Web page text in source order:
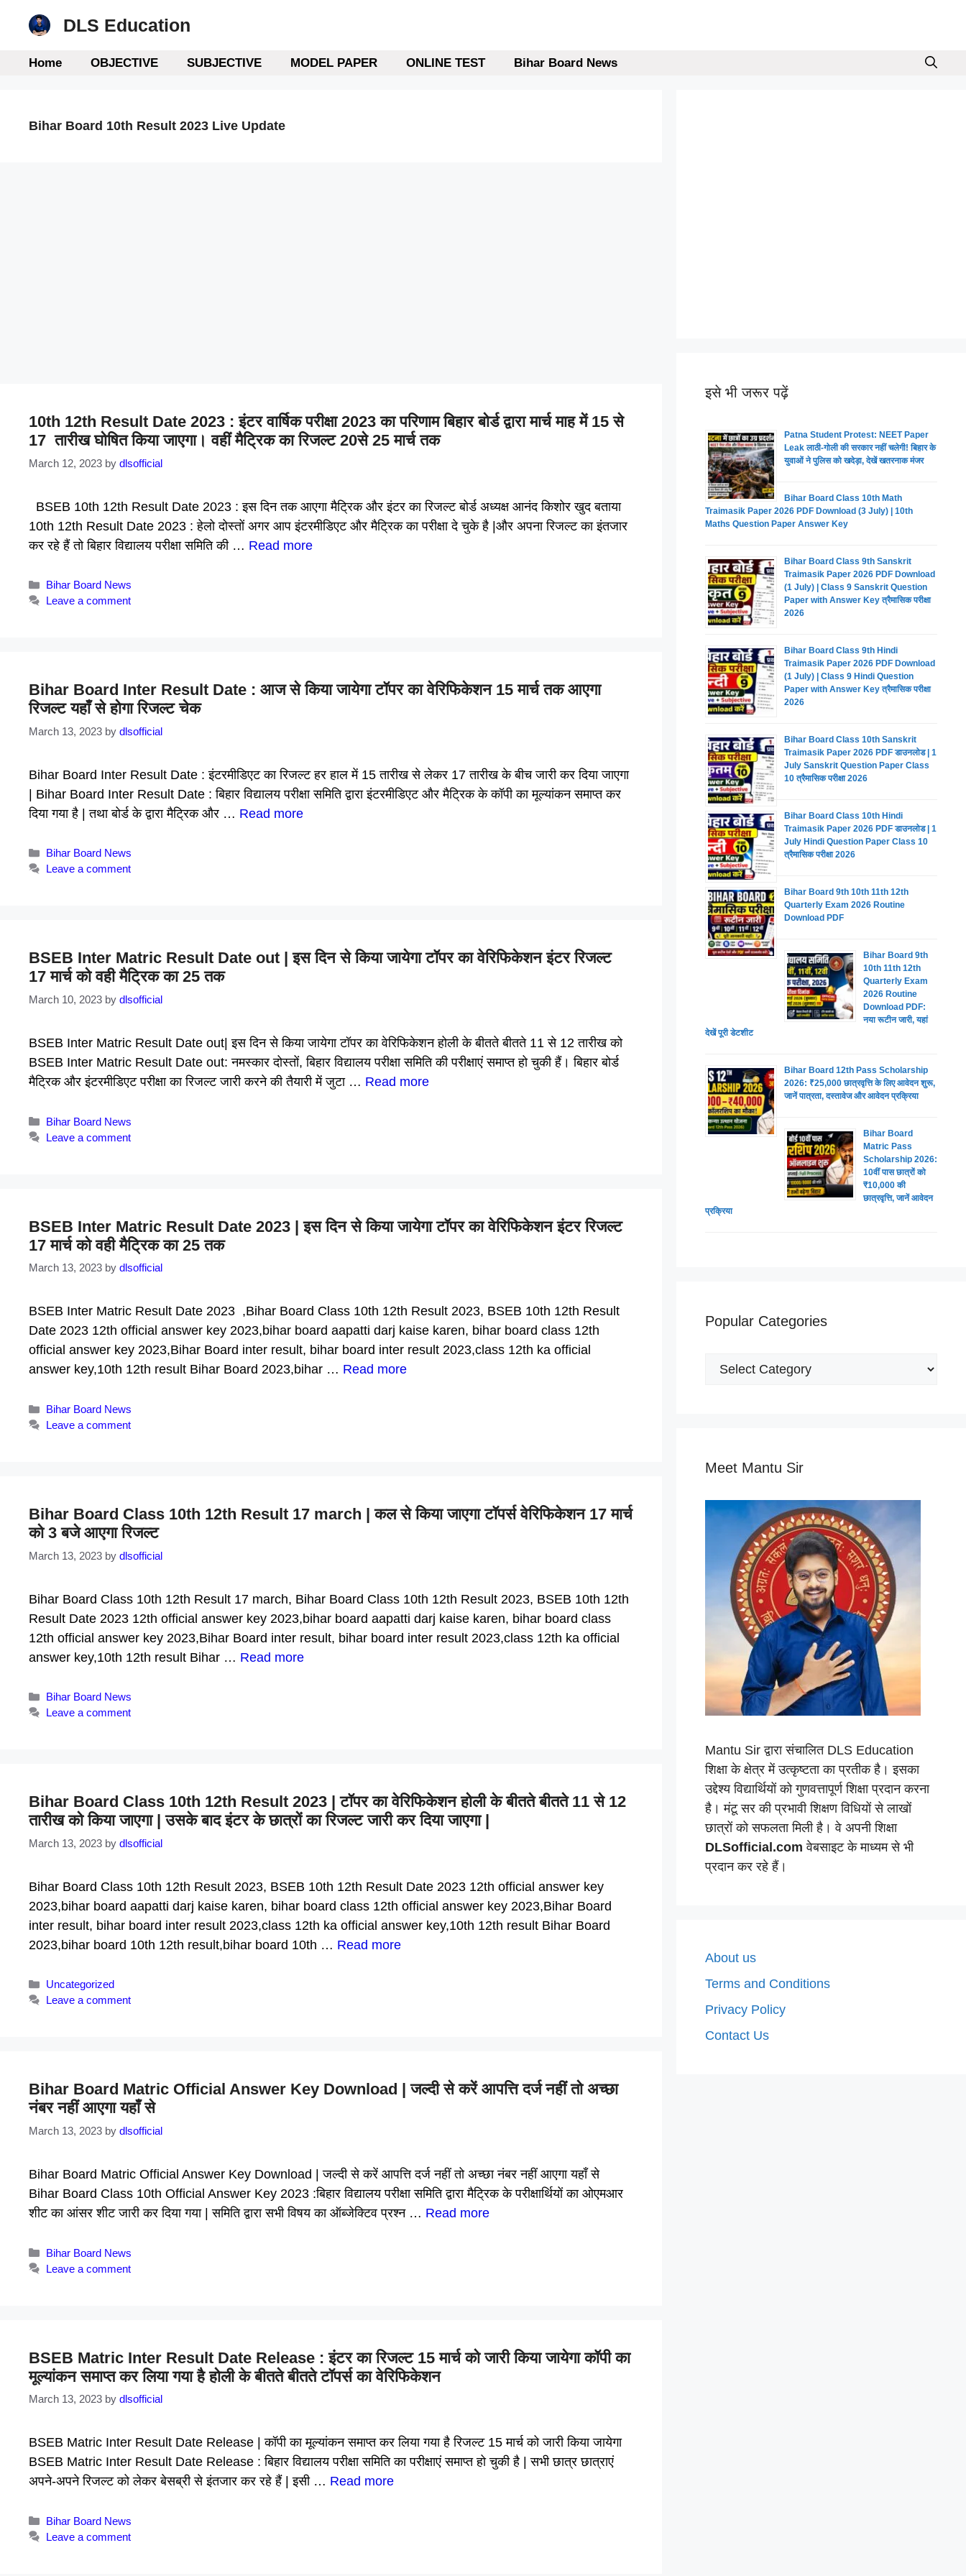
DLS Education
Home OBJECTIVE SUBJECTIVE MODEL PAPER ONLINE TEST Bihar Board News
Bihar Board 10th Result 2023 Live Update
10th 12th Result Date 2023 : इंटर वार्षिक परीक्षा 2023 का परिणाम बिहार बोर्ड द्वारा मार्च माह में 15 से
17 तारीख घोषित किया जाएगा। वहीं मैट्रिक का रिजल्ट 20से 25 मार्च तक
March 12, 2023 by dlsofficial
BSEB 10th 12th Result Date 2023 : इस दिन तक आएगा मैट्रिक और इंटर का रिजल्ट बोर्ड अध्यक्ष आनंद किशोर खुद बताया
10th 12th Result Date 2023 : हेलो दोस्तों अगर आप इंटरमीडिएट और मैट्रिक का परीक्षा दे चुके है |और अपना रिजल्ट का इंतजार
कर रहे हैं तो बिहार विद्यालय परीक्षा समिति की … Read more
Categories
Bihar Board News
Leave a comment
Bihar Board Inter Result Date : आज से किया जायेगा टॉपर का वेरिफिकेशन 15 मार्च तक आएगा
रिजल्ट यहाँ से होगा रिजल्ट चेक
March 13, 2023 by dlsofficial
Bihar Board Inter Result Date : इंटरमीडिएट का रिजल्ट हर हाल में 15 तारीख से लेकर 17 तारीख के बीच जारी कर दिया जाएगा
| Bihar Board Inter Result Date : बिहार विद्यालय परीक्षा समिति द्वारा इंटरमीडिएट और मैट्रिक के कॉपी का मूल्यांकन समाप्त कर
दिया गया है | तथा बोर्ड के द्वारा मैट्रिक और … Read more
Categories
Bihar Board News
Leave a comment
BSEB Inter Matric Result Date out | इस दिन से किया जायेगा टॉपर का वेरिफिकेशन इंटर रिजल्ट
17 मार्च को वही मैट्रिक का 25 तक
March 10, 2023 by dlsofficial
BSEB Inter Matric Result Date out| इस दिन से किया जायेगा टॉपर का वेरिफिकेशन होली के बीतते बीतते 11 से 12 तारीख को
BSEB Inter Matric Result Date out: नमस्कार दोस्तों, बिहार विद्यालय परीक्षा समिति की परीक्षाएं समाप्त हो चुकी हैं। बिहार बोर्ड
मैट्रिक और इंटरमीडिएट परीक्षा का रिजल्ट जारी करने की तैयारी में जुटा … Read more
Categories
Bihar Board News
Leave a comment
BSEB Inter Matric Result Date 2023 | इस दिन से किया जायेगा टॉपर का वेरिफिकेशन इंटर रिजल्ट
17 मार्च को वही मैट्रिक का 25 तक
March 13, 2023 by dlsofficial
BSEB Inter Matric Result Date 2023 ,Bihar Board Class 10th 12th Result 2023, BSEB 10th 12th Result
Date 2023 12th official answer key 2023,bihar board aapatti darj kaise karen, bihar board class 12th
official answer key 2023,Bihar Board inter result, bihar board inter result 2023,class 12th ka official
answer key,10th 12th result Bihar Board 2023,bihar … Read more
Categories
Bihar Board News
Leave a comment
Bihar Board Class 10th 12th Result 17 march | कल से किया जाएगा टॉपर्स वेरिफिकेशन 17 मार्च
को 3 बजे आएगा रिजल्ट
March 13, 2023 by dlsofficial
Bihar Board Class 10th 12th Result 17 march, Bihar Board Class 10th 12th Result 2023, BSEB 10th 12th
Result Date 2023 12th official answer key 2023,bihar board aapatti darj kaise karen, bihar board class
12th official answer key 2023,Bihar Board inter result, bihar board inter result 2023,class 12th ka official
answer key,10th 12th result Bihar … Read more
Categories
Bihar Board News
Leave a comment
Bihar Board Class 10th 12th Result 2023 | टॉपर का वेरिफिकेशन होली के बीतते बीतते 11 से 12
तारीख को किया जाएगा | उसके बाद इंटर के छात्रों का रिजल्ट जारी कर दिया जाएगा |
March 13, 2023 by dlsofficial
Bihar Board Class 10th 12th Result 2023, BSEB 10th 12th Result Date 2023 12th official answer key
2023,bihar board aapatti darj kaise karen, bihar board class 12th official answer key 2023,Bihar Board
inter result, bihar board inter result 2023,class 12th ka official answer key,10th 12th result Bihar Board
2023,bihar board 10th 12th result,bihar board 10th … Read more
Categories
Uncategorized
Leave a comment
Bihar Board Matric Official Answer Key Download | जल्दी से करें आपत्ति दर्ज नहीं तो अच्छा
नंबर नहीं आएगा यहाँ से
March 13, 2023 by dlsofficial
Bihar Board Matric Official Answer Key Download | जल्दी से करें आपत्ति दर्ज नहीं तो अच्छा नंबर नहीं आएगा यहाँ से
Bihar Board Class 10th Official Answer Key 2023 :बिहार विद्यालय परीक्षा समिति द्वारा मैट्रिक के परीक्षार्थियों का ओएमआर
शीट का आंसर शीट जारी कर दिया गया | समिति द्वारा सभी विषय का ऑब्जेक्टिव प्रश्न … Read more
Categories
Bihar Board News
Leave a comment
BSEB Matric Inter Result Date Release : इंटर का रिजल्ट 15 मार्च को जारी किया जायेगा कॉपी का
मूल्यांकन समाप्त कर लिया गया है होली के बीतते बीतते टॉपर्स का वेरिफिकेशन
March 13, 2023 by dlsofficial
BSEB Matric Inter Result Date Release | कॉपी का मूल्यांकन समाप्त कर लिया गया है रिजल्ट 15 मार्च को जारी किया जायेगा
BSEB Matric Inter Result Date Release : बिहार विद्यालय परीक्षा समिति का परीक्षाएं समाप्त हो चुकी है | सभी छात्र छात्राएं
अपने-अपने रिजल्ट को लेकर बेसब्री से इंतजार कर रहे हैं | इसी … Read more
Categories
Bihar Board News
Leave a comment
इसे भी जरूर पढ़ें
Patna Student Protest: NEET Paper
Leak लाठी-गोली की सरकार नहीं चलेगी! बिहार के
युवाओं ने पुलिस को खदेड़ा, देखें खतरनाक मंजर
Bihar Board Class 10th Math
Traimasik Paper 2026 PDF Download (3 July) | 10th
Maths Question Paper Answer Key
Bihar Board Class 9th Sanskrit
Traimasik Paper 2026 PDF Download
(1 July) | Class 9 Sanskrit Question
Paper with Answer Key त्रैमासिक परीक्षा
2026
Bihar Board Class 9th Hindi
Traimasik Paper 2026 PDF Download
(1 July) | Class 9 Hindi Question
Paper with Answer Key त्रैमासिक परीक्षा
2026
Bihar Board Class 10th Sanskrit
Traimasik Paper 2026 PDF डाउनलोड | 1
July Sanskrit Question Paper Class
10 त्रैमासिक परीक्षा 2026
Bihar Board Class 10th Hindi
Traimasik Paper 2026 PDF डाउनलोड | 1
July Hindi Question Paper Class 10
त्रैमासिक परीक्षा 2026
Bihar Board 9th 10th 11th 12th
Quarterly Exam 2026 Routine
Download PDF
Bihar Board 9th
10th 11th 12th
Quarterly Exam
2026 Routine
Download PDF:
नया रूटीन जारी, यहां
देखें पूरी डेटशीट
Bihar Board 12th Pass Scholarship
2026: ₹25,000 छात्रवृत्ति के लिए आवेदन शुरू,
जानें पात्रता, दस्तावेज और आवेदन प्रक्रिया
Bihar Board
Matric Pass
Scholarship 2026:
10वीं पास छात्रों को
₹10,000 की
छात्रवृत्ति, जानें आवेदन
प्रक्रिया
Popular Categories
Popular
Meet Mantu Sir
Mantu Sir द्वारा संचालित DLS Education
शिक्षा के क्षेत्र में उत्कृष्टता का प्रतीक है। इसका
उद्देश्य विद्यार्थियों को गुणवत्तापूर्ण शिक्षा प्रदान करना
है। मंटू सर की प्रभावी शिक्षण विधियों से लाखों
छात्रों को सफलता मिली है। वे अपनी शिक्षा
DLSofficial.com वेबसाइट के माध्यम से भी
प्रदान कर रहे हैं।
About us
Terms and Conditions
Privacy Policy
Contact Us